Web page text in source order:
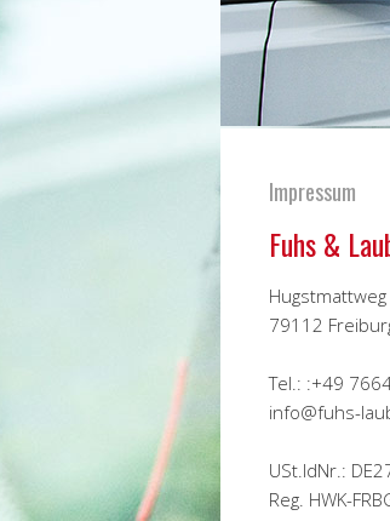
Impressum
Fuhs &
79112
Tel.: :+49
info@fuhs-
USt.IdNr.:
Reg. HWK-